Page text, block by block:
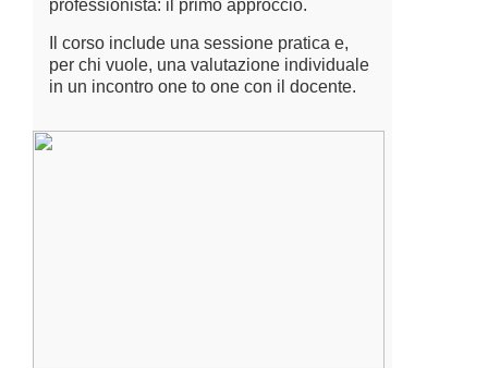
professionista: il primo approccio.
Il corso include una sessione pratica e,
per chi vuole, una valutazione individuale
in un incontro one to one con il docente.